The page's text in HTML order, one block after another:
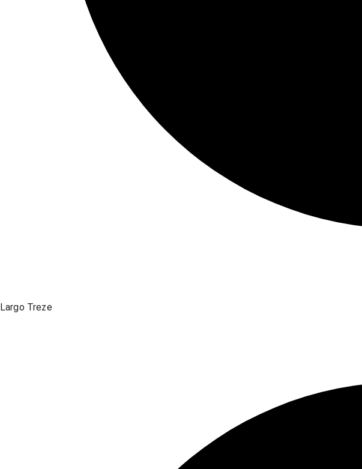
Largo Treze